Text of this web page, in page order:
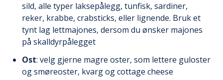
sild, alle typer laksepålegg, tunfisk, sardiner,
reker, krabbe, crabsticks, eller lignende. Bruk et
tynt lag lettmajones, dersom du ønsker majones
på skalldyrpålegget
Ost: velg gjerne magre oster, som lettere guloster
og smøreoster, kvarg og cottage cheese